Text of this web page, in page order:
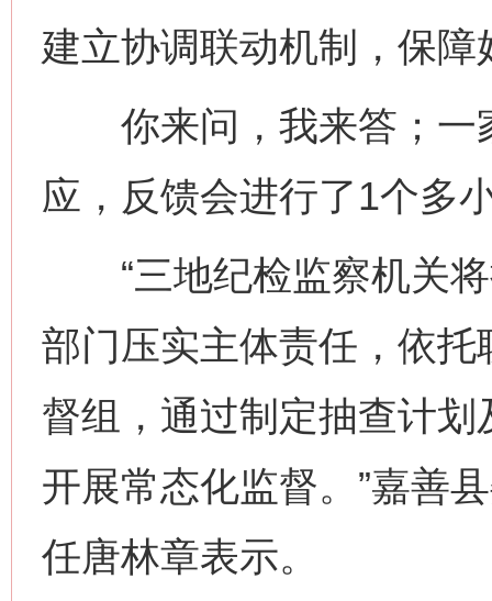
建立协调联动机制，保障
你来问，我来答；一
应，反馈会进行了1个多
“三地纪检监察机关将
部门压实主体责任，依
督组，通过制定抽查计
开展常态化监督。”嘉善
任唐林章表示。